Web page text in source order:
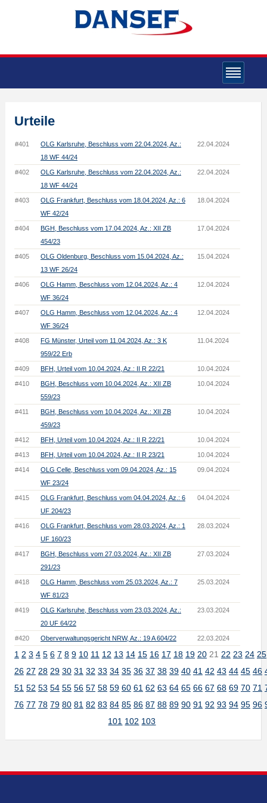
Urteile
#401
OLG Karlsruhe, Beschluss vom 22.04.2024, Az.:
18 WF 44/24
22.04.2024
#402
OLG Karlsruhe, Beschluss vom 22.04.2024, Az.:
18 WF 44/24
22.04.2024
#403
OLG Frankfurt, Beschluss vom 18.04.2024, Az.: 6
WF 42/24
18.04.2024
#404
BGH, Beschluss vom 17.04.2024, Az.: XII ZB
454/23
17.04.2024
#405
OLG Oldenburg, Beschluss vom 15.04.2024, Az.:
13 WF 26/24
15.04.2024
#406
OLG Hamm, Beschluss vom 12.04.2024, Az.: 4
WF 36/24
12.04.2024
#407
OLG Hamm, Beschluss vom 12.04.2024, Az.: 4
WF 36/24
12.04.2024
#408
FG Münster, Urteil vom 11.04.2024, Az.: 3 K
959/22 Erb
11.04.2024
#409 BFH, Urteil vom 10.04.2024, Az.: II R 22/21 10.04.2024
#410
BGH, Beschluss vom 10.04.2024, Az.: XII ZB
559/23
10.04.2024
#411
BGH, Beschluss vom 10.04.2024, Az.: XII ZB
459/23
10.04.2024
#412 BFH, Urteil vom 10.04.2024, Az.: II R 22/21 10.04.2024
#413 BFH, Urteil vom 10.04.2024, Az.: II R 23/21 10.04.2024
#414
OLG Celle, Beschluss vom 09.04.2024, Az.: 15
WF 23/24
09.04.2024
#415
OLG Frankfurt, Beschluss vom 04.04.2024, Az.: 6
UF 204/23
04.04.2024
#416
OLG Frankfurt, Beschluss vom 28.03.2024, Az.: 1
UF 160/23
28.03.2024
#417
BGH, Beschluss vom 27.03.2024, Az.: XII ZB
291/23
27.03.2024
#418
OLG Hamm, Beschluss vom 25.03.2024, Az.: 7
WF 81/23
25.03.2024
#419
OLG Karlsruhe, Beschluss vom 23.03.2024, Az.:
20 UF 64/22
23.03.2024
#420 Oberverwaltungsgericht NRW, Az.: 19 A 604/22 22.03.2024
1 2 3 4 5 6 7 8 9 10 11 12 13 14 15 16 17 18 19 2021 22 23 24 25
26 27 28 29 30 31 32 33 34 35 36 37 38 39 40 41 42 43 44 45 46
51 52 53 54 55 56 57 58 59 60 61 62 63 64 65 66 67 68 69 70 71
76 77 78 79 80 81 82 83 84 85 86 87 88 89 90 91 92 93 94 95 96
101 102 103